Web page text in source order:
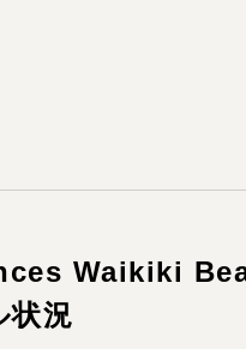
Waikiki
状況